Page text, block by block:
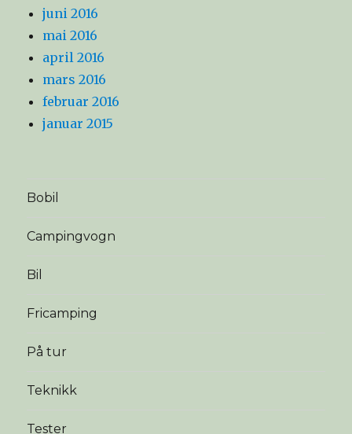
juni 2016
mai 2016
april 2016
mars 2016
februar 2016
januar 2015
Bobil
Campingvogn
Bil
Fricamping
På tur
Teknikk
Tester